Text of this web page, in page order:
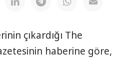
çıkardığı The
haberine göre,